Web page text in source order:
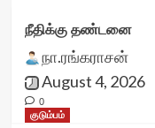
நீதிக்கு தண்டனை
நா.ரங்கராசன்
August 4, 2026
0
குடும்பம்